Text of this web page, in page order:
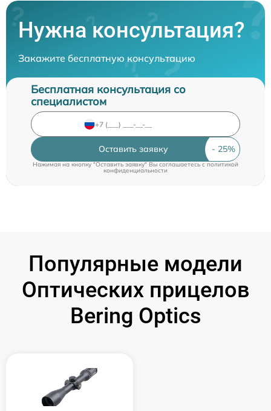
Нужна консультация?
Закажите бесплатную консультацию
Бесплатная консультация со
специалистом
Оставить заявку
Нажимая на кнопку "Оставить заявку" Вы соглашаетесь c политикой
конфиденциальности
Популярные модели
Оптических прицелов
Bering Optics